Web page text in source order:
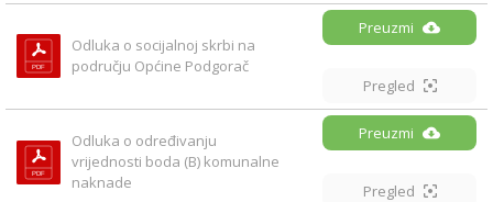
Odluka o socijalnoj skrbi na
području Općine Podgorač
Preuzmi
Pregled
Odluka o određivanju
vrijednosti boda (B) komunalne
naknade
Preuzmi
Pregled